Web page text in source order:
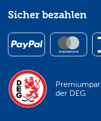
Sicher bezahlen
der DEG